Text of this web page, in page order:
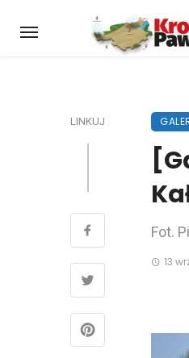
LINKUJ
Fot.
13